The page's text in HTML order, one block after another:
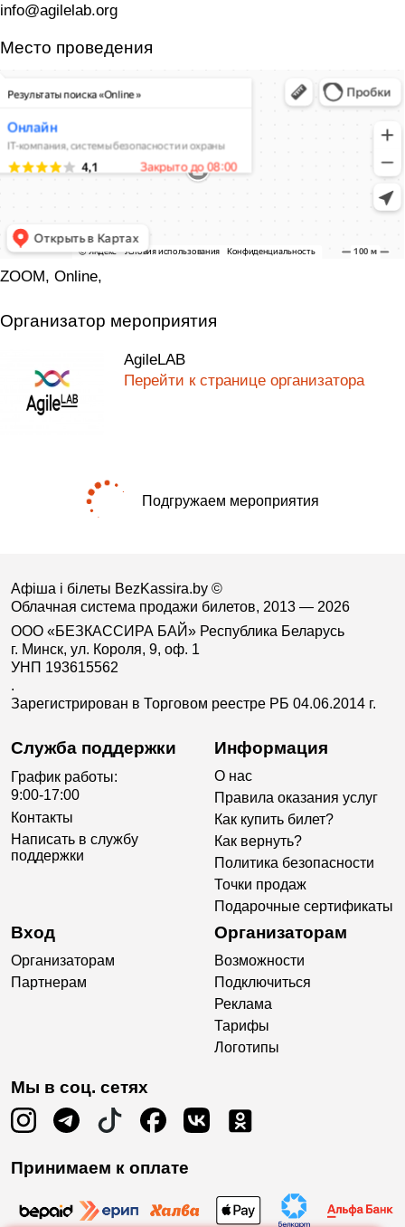
info@agilelab.org
Место проведения
ZOOM, Online,
Организатор мероприятия
AgileLAB
Перейти к странице организатора
Подгружаем мероприятия
Афіша і білеты BezKassira.by ©
Облачная система продажи билетов, 2013 — 2026
ООО «БЕЗКАССИРА БАЙ» Республика Беларусь
г. Минск, ул. Короля, 9, оф. 1
УНП 193615562
.
Зарегистрирован в Торговом реестре РБ 04.06.2014 г.
Служба поддержки
График работы:
9:00-17:00
Контакты
Написать в службу
поддержки
Информация
О нас
Правила оказания услуг
Как купить билет?
Как вернуть?
Политика безопасности
Точки продаж
Подарочные сертификаты
Вход
Организаторам
Партнерам
Организаторам
Возможности
Подключиться
Реклама
Тарифы
Логотипы
Мы в соц. сетях
Принимаем к оплате